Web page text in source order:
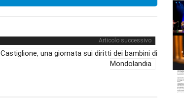
Articolo successivo
Castiglione, una giornata sui diritti dei bambini di
Mondolandia